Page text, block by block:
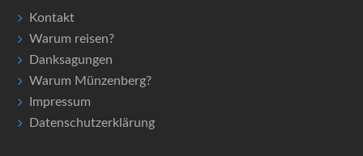
Kontakt
Warum reisen?
Danksagungen
Warum Münzenberg?
Impressum
Datenschutzerklärung